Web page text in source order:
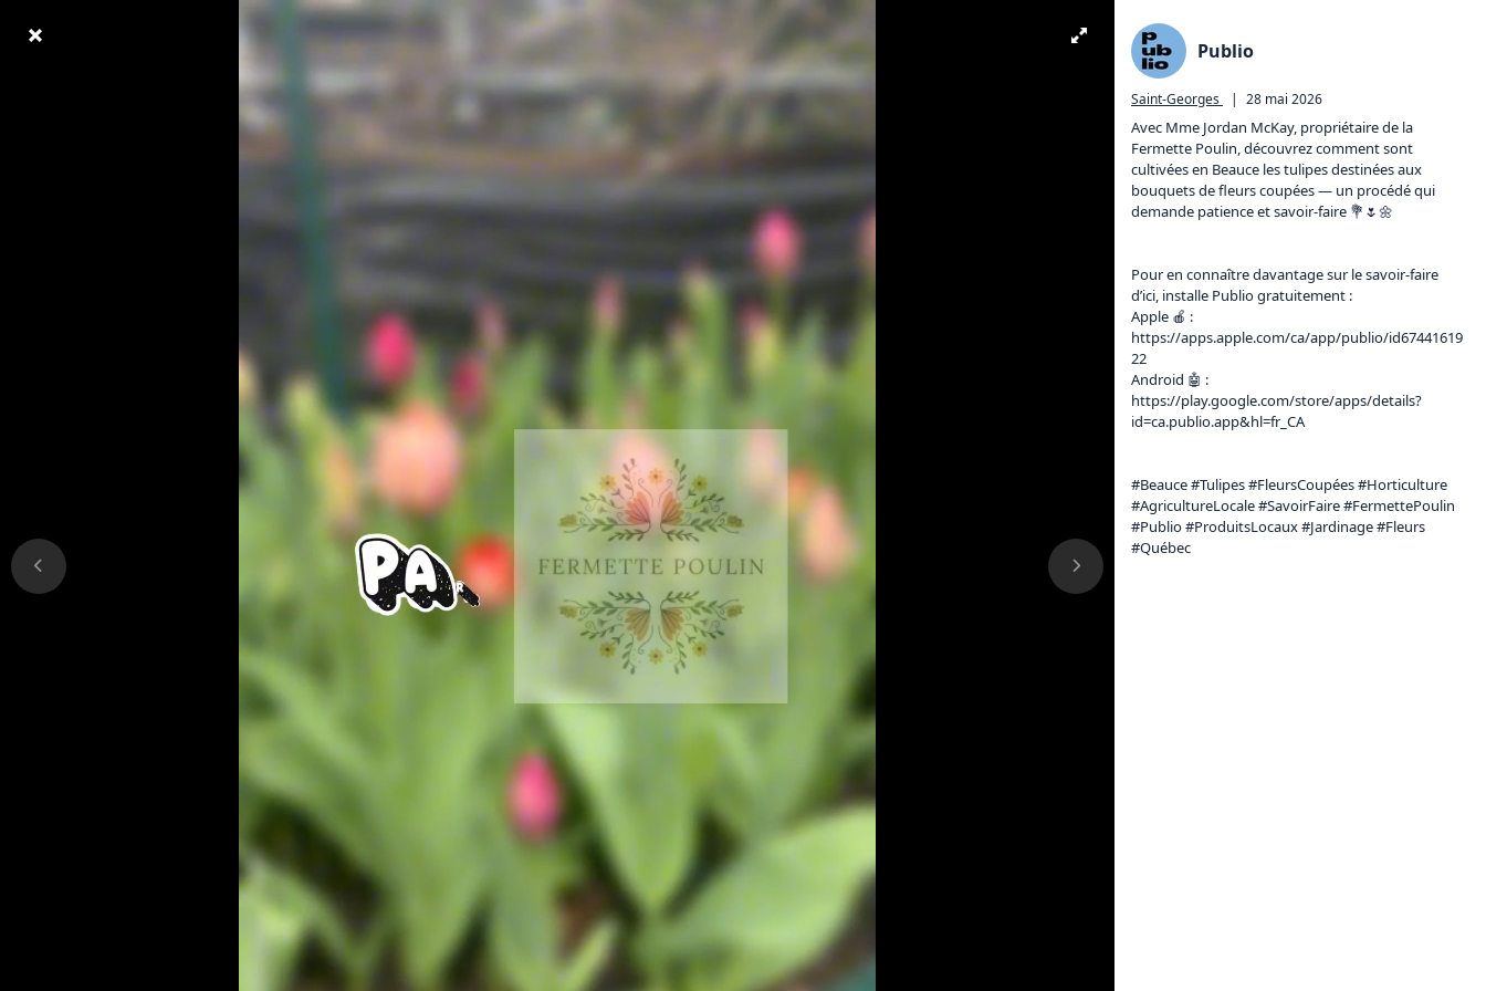
Publio
Saint-Georges | 28 mai 2026
Avec Mme Jordan McKay, propriétaire de la
Fermette Poulin, découvrez comment sont
cultivées en Beauce les tulipes destinées aux
bouquets de fleurs coupées — un procédé qui
demande patience et savoir-faire 💐🌷🌼
Pour en connaître davantage sur le savoir-faire
d’ici, installe Publio gratuitement :
Apple 🍎 :
https://apps.apple.com/ca/app/publio/id67441619
22
Android 🤖 :
https://play.google.com/store/apps/details?
id=ca.publio.app&hl=fr_CA
#Beauce #Tulipes #FleursCoupées #Horticulture
#AgricultureLocale #SavoirFaire #FermettePoulin
#Publio #ProduitsLocaux #Jardinage #Fleurs
#Québec